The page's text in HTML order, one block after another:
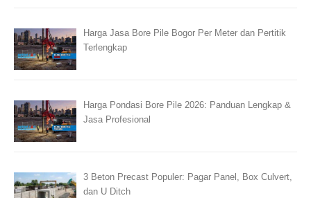
Harga Jasa Bore Pile Bogor Per Meter dan Pertitik
Terlengkap
Harga Pondasi Bore Pile 2026: Panduan Lengkap &
Jasa Profesional
3 Beton Precast Populer: Pagar Panel, Box Culvert,
dan U Ditch